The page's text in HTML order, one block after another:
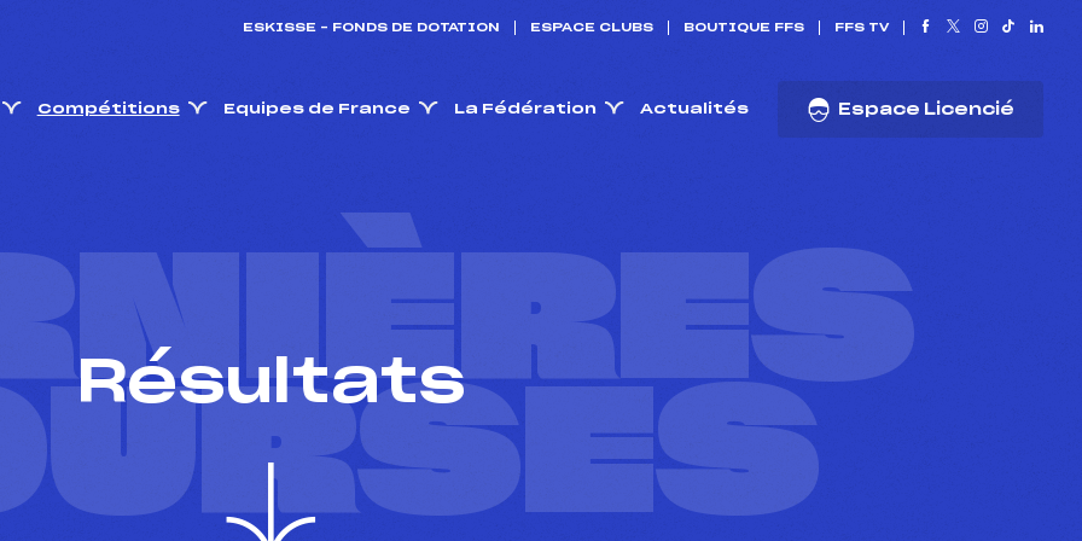
ESKISSE – FONDS DE DOTATION ESPACE CLUBS BOUTIQUE FFS FFS TV
Compétitions Equipes de France La Fédération Actualités Espace Licencié
Résultats